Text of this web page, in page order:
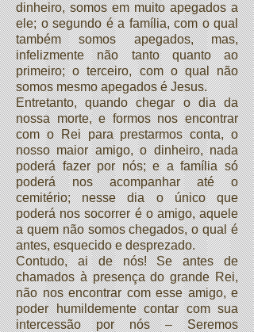
dinheiro, somos em muito apegados a
ele; o segundo é a família, com o qual
também somos apegados, mas,
infelizmente não tanto quanto ao
primeiro; o terceiro, com o qual não
somos mesmo apegados é Jesus.
Entretanto, quando chegar o dia da
nossa morte, e formos nos encontrar
com o Rei para prestarmos conta, o
nosso maior amigo, o dinheiro, nada
poderá fazer por nós; e a família só
poderá nos acompanhar até o
cemitério; nesse dia o único que
poderá nos socorrer é o amigo, aquele
a quem não somos chegados, o qual é
antes, esquecido e desprezado.
Contudo, ai de nós! Se antes de
chamados à presença do grande Rei,
não nos encontrar com esse amigo, e
poder humildemente contar com sua
intercessão por nós – Seremos